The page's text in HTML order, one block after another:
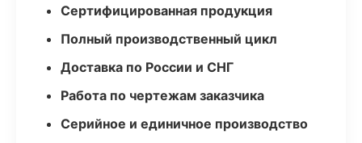
Сертифицированная продукция
Полный производственный цикл
Доставка по России и СНГ
Работа по чертежам заказчика
Серийное и единичное производство